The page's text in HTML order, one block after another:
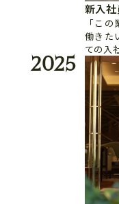
新入
「こ
働きた
ての入
2025